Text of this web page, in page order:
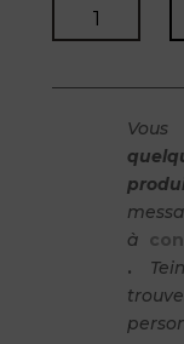
quantité
de
-
à
.